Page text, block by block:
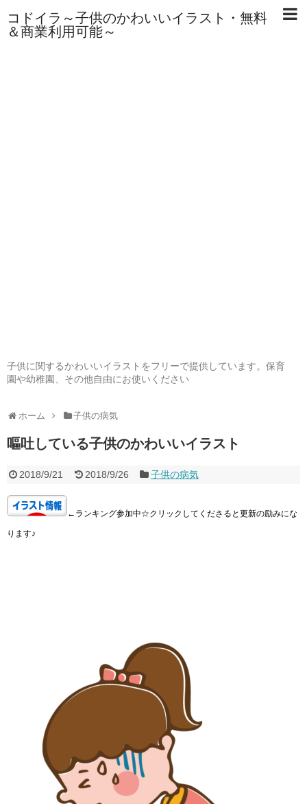
コドイラ～子供のかわいいイラスト・無料
＆商業利用可能～
子供に関するかわいいイラストをフリーで提供しています。保育
園や幼稚園、その他自由にお使いください
ホーム 子供の病気
嘔吐している子供のかわいいイラスト
2018/9/21 2018/9/26 子供の病気
←ランキング参加中☆クリックしてくださると更新の励みにな
ります♪